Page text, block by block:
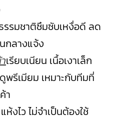
รรมชาติซึมซับเหงื่อดี ลด
กลางแจ้ง
เรียบเนียน เนื้อเงาเล็ก
พรีเมียม เหมาะกับทีมที่
า
งไว ไม่จำเป็นต้องใช้